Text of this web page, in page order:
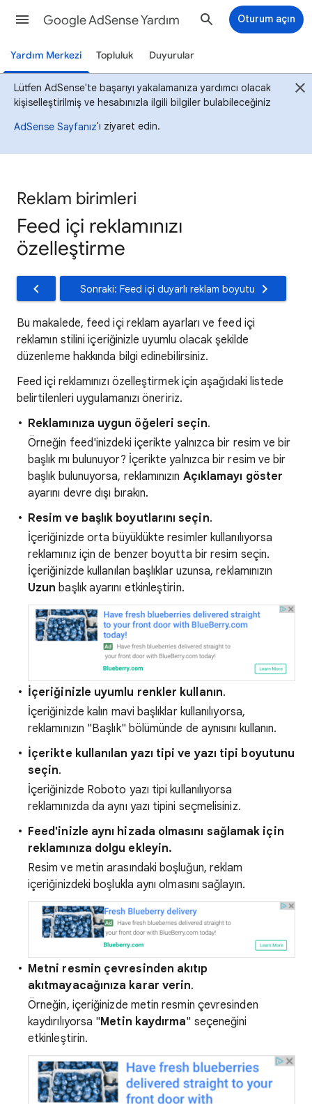
Google AdSense Yardım Oturum açın
Yardım Merkezi Topluluk Duyurular
Lütfen AdSense'te başarıyı yakalamanıza yardımcı olacak
kişiselleştirilmiş ve hesabınızla ilgili bilgiler bulabileceğiniz
AdSense Sayfanız'ı ziyaret edin.
Reklam birimleri
Feed içi reklamınızı
özelleştirme
Sonraki: Feed içi duyarlı reklam boyutu
Bu makalede, feed içi reklam ayarları ve feed içi
reklamın stilini içeriğinizle uyumlu olacak şekilde
düzenleme hakkında bilgi edinebilirsiniz.
Feed içi reklamınızı özelleştirmek için aşağıdaki listede
belirtilenleri uygulamanızı öneririz.
Reklamınıza uygun öğeleri seçin.
Örneğin feed'inizdeki içerikte yalnızca bir resim ve bir
başlık mı bulunuyor? İçerikte yalnızca bir resim ve bir
başlık bulunuyorsa, reklamınızın Açıklamayı göster
ayarını devre dışı bırakın.
Resim ve başlık boyutlarını seçin.
İçeriğinizde orta büyüklükte resimler kullanılıyorsa
reklamınız için de benzer boyutta bir resim seçin.
İçeriğinizde kullanılan başlıklar uzunsa, reklamınızın
Uzun başlık ayarını etkinleştirin.
İçeriğinizle uyumlu renkler kullanın.
İçeriğinizde kalın mavi başlıklar kullanılıyorsa,
reklamınızın "Başlık" bölümünde de aynısını kullanın.
İçerikte kullanılan yazı tipi ve yazı tipi boyutunu
seçin.
İçeriğinizde Roboto yazı tipi kullanılıyorsa
reklamınızda da aynı yazı tipini seçmelisiniz.
Feed'inizle aynı hizada olmasını sağlamak için
reklamınıza dolgu ekleyin.
Resim ve metin arasındaki boşluğun, reklam
içeriğinizdeki boşlukla aynı olmasını sağlayın.
Metni resmin çevresinden akıtıp
akıtmayacağınıza karar verin.
Örneğin, içeriğinizde metin resmin çevresinden
kaydırılıyorsa "Metin kaydırma" seçeneğini
etkinleştirin.